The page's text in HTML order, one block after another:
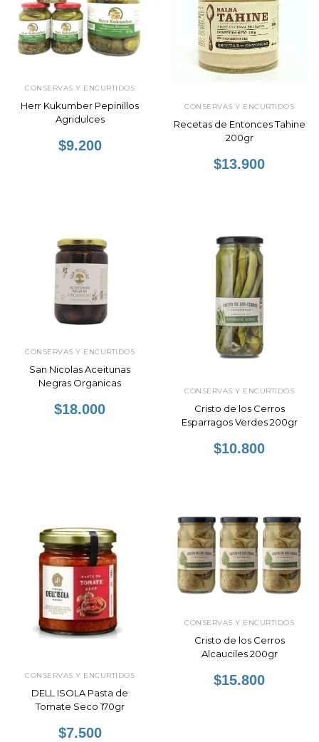
CONSERVAS Y ENCURTIDOS
Herr Kukumber Pepinillos
Agridulces
$9.200
CONSERVAS Y ENCURTIDOS
Recetas de Entonces Tahine
200gr
$13.900
CONSERVAS Y ENCURTIDOS
San Nicolas Aceitunas
Negras Organicas
$18.000
CONSERVAS Y ENCURTIDOS
Cristo de los Cerros
Esparragos Verdes 200gr
$10.800
CONSERVAS Y ENCURTIDOS
DELL ISOLA Pasta de
Tomate Seco 170gr
$7.500
CONSERVAS Y ENCURTIDOS
Cristo de los Cerros
Alcauciles 200gr
$15.800